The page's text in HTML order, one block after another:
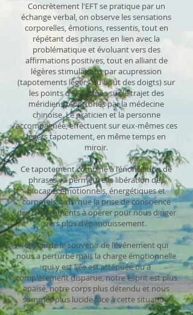
Concrètement l'EFT se pratique par un
échange verbal, on observe les sensations
corporelles, émotions, ressentis, tout en
répétant des phrases en lien avec la
problématique et évoluant vers des
affirmations positives, tout en alliant de
légères stimulations par acupression
(tapotements légers du bout des doigts) sur
les points d'EFT situés sur le trajet des
méridiens répertoriés par la médecine
chinoise. Le praticien et la personne
accompagnée, effectuent sur eux-mêmes ces
légers tapotement, en même temps en
miroir.
Ce tapotement combiné à l’énonciation de
phrases va permettre la libération des
blocages émotionnels, énergétiques et
corporels, ainsi que la prise de conscience
des changements à opérer pour nous diriger
vers plus d'épanouissement.
On garde le souvenir de l’événement qui
nous a perturbé mais la charge émotionnelle
qui y est liée est atténuée ou a
complètement disparue, notre esprit est plus
apaisé, notre corps plus détendu et nous
sommes plus lucide face à cette situation.